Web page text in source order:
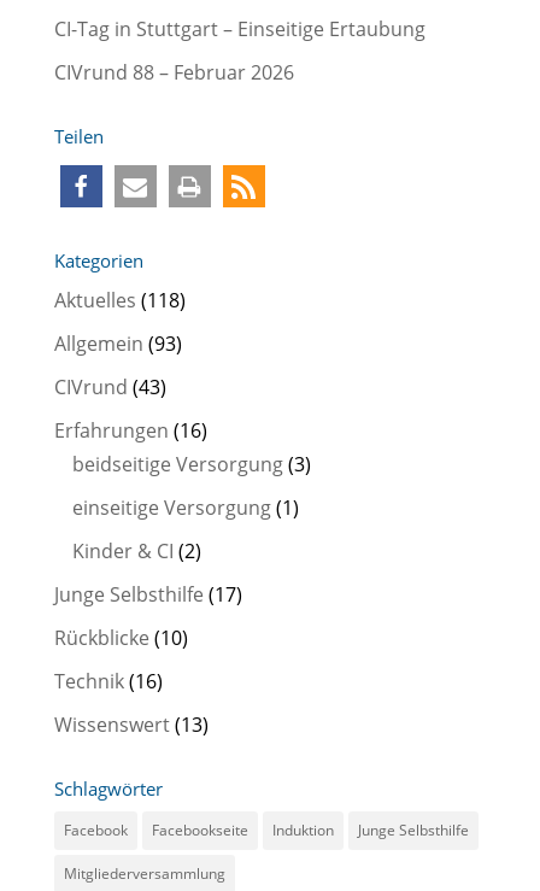
CI-Tag in Stuttgart – Einseitige Ertaubung
CIVrund 88 – Februar 2026
Teilen
Kategorien
Aktuelles (118)
Allgemein (93)
CIVrund (43)
Erfahrungen (16)
beidseitige Versorgung(3)
einseitige Versorgung(1)
Kinder & CI (2)
Junge Selbsthilfe (17)
Rückblicke (10)
Technik(16)
Wissenswert(13)
Schlagwörter
Facebook Facebookseite Induktion Junge Selbsthilfe
Mitgliederversammlung